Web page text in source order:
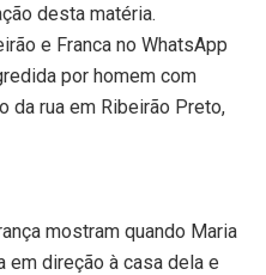
desta matéria.
e Franca no WhatsApp
por homem com
da rua em Ribeirão Preto,
mostram quando Maria
em direção à casa dela e